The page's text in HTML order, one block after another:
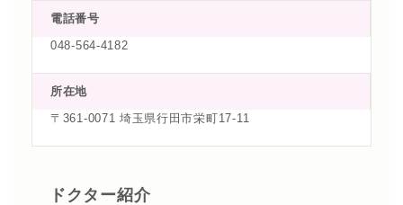
電話番号
048-564-4182
所在地
〒361-0071 埼玉県行田市栄町17-11
ドクター紹介